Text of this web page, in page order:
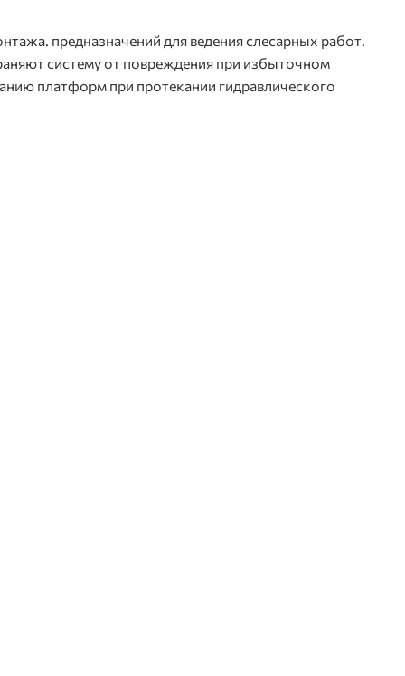
предназначений для ведения слесарных работ.
систему от повреждения при избыточном
платформ при протекании гидравлического